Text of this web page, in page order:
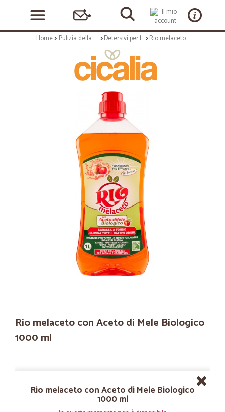
Home Pulizia della casa Detersivi per la casa Rio melaceto con Aceto di Mele Biologico 1000 ml
Rio melaceto con Aceto di Mele Biologico
1000 ml
Rio melaceto con Aceto di Mele Biologico
1000 ml